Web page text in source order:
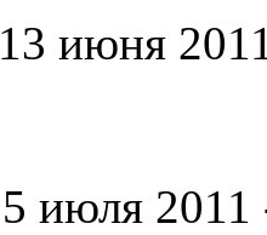
13 июня
5 июля